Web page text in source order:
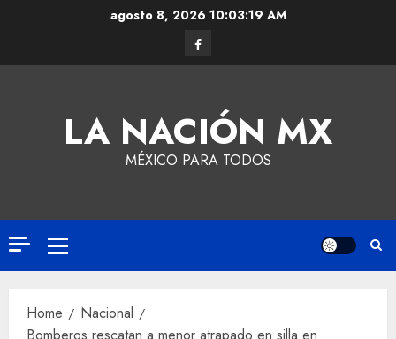
agosto 8, 2026 10:03:20 AM
LA NACIÓN MX
MÉXICO PARA TODOS
Home
Nacional